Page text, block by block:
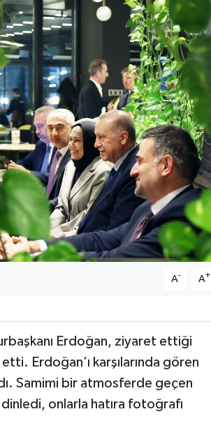
A- A+
Erdoğan, ziyaret ettiği
Erdoğan’ı karşılarında gören
Samimi bir atmosferde geçen
onlarla hatıra fotoğrafı